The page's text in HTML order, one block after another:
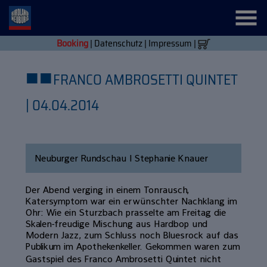
Booking| Datenschutz| Impressum |
■■FRANCO AMBROSETTI QUINTET
| 04.04.2014
Neuburger Rundschau | Stephanie Knauer
Der Abend verging in einem Tonrausch,
Katersymptom war ein erwünschter Nachklang im
Ohr: Wie ein Sturzbach prasselte am Freitag die
Skalen-freudige Mischung aus Hardbop und
Modern Jazz, zum Schluss noch Bluesrock auf das
Publikum im Apothekenkeller. Gekommen waren zum
Gastspiel des Franco Ambrosetti Quintet nicht